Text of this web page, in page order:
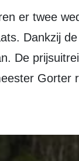
Dankzij
De
Gorter